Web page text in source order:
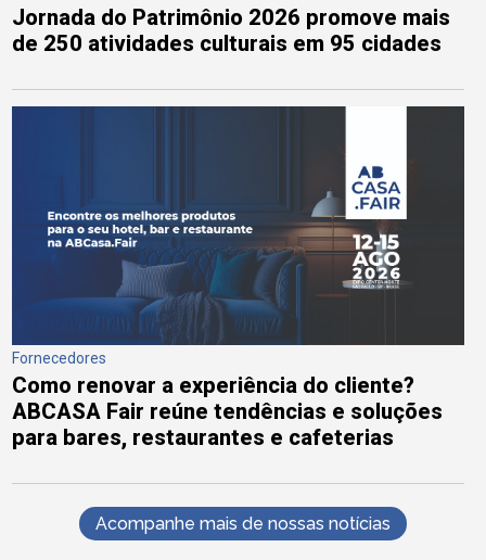
Jornada do Patrimônio 2026 promove mais
de 250 atividades culturais em 95 cidades
Fornecedores
Como renovar a experiência do cliente?
ABCASA Fair reúne tendências e soluções
para bares, restaurantes e cafeterias
Acompanhe mais de nossas notícias